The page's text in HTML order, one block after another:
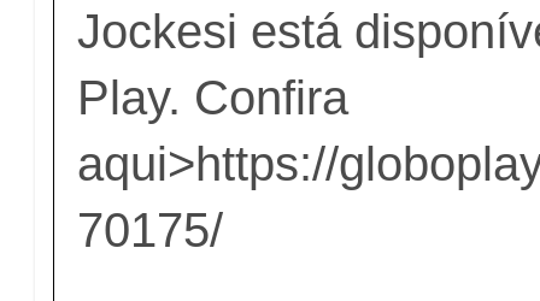
Jockesi está
Play. Confira
aqui>https://
70175/